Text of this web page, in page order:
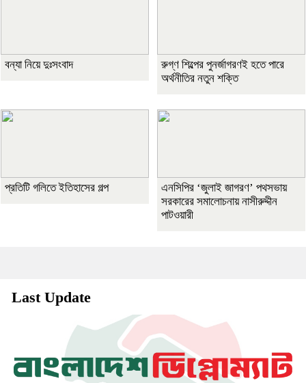
বন্যা নিয়ে দুঃসংবাদ
রুগ্ণ শিল্পের পুনর্জাগরণই হতে পারে
অর্থনীতির নতুন শক্তি
প্রতিটি গলিতে ইতিহাসের গল্প
এনসিপির ‘জুলাই জাগরণ’ পথসভায়
সরকারের সমালোচনায় নাসীরুদ্দীন
পাটওয়ারী
Last Update